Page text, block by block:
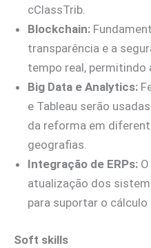
cClassTrib.
Blockchain:
transparência e a
tempo real,
Big Data e Analytics:
e Tableau serão
da reforma em
geografias.
Integração de ERPs:
atualização dos
para suportar o cálculo
Soft skills